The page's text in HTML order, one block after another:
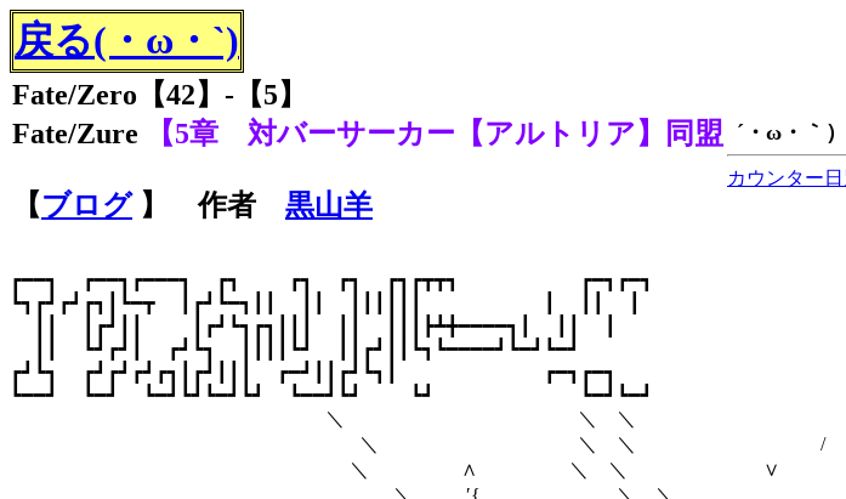
戻る(・ω・`)
Fate/Zero【42】-【5】
Fate/Zure
【5章 対バーサーカー【アルトリア】同盟
【ブログ】 作者 黒山羊
カウンター
┏━━┓ ┏━━┓┏━━━┓ ┏┓ ┏┓ ┏┓ ┏┓┏┳┳┓ ┏━┓┏━┓
┗┓┏┛┏┛┏┓┃┗━┳ ┃┏┛┗━┓┃┃ ┃┃ ┃┃┃┃┃┃ ┃ ┃┃ ┃
┃┃ ┃┏┛┃┃ ┃┏┛┗┓┏┓┃┃┃ ┃┃ ┃┃┃┣┻╋━━━━┓┃ ┃┃ ┃
┃┃ ┗┛┏┛┃ ┏┛┗┓ ┃┃┃┃┗┛ ┃┃┏┛┃┃┗┓┗━━━━┛┗━┛┗━┛
┏┛┗┓ ┏┛┏┛┏┛┏┓┃┏┛┃┃┃ ┏━┛┃┃┏┛┗┓┃ ┏━┓┏━┓
┗━━┛ ┗━┛ ┗━┛┗┛┗━┛┗┛ ┗━━┛┗┛ ┗┛ ┗━┛┗━┛
＼ ＼ ＼ /
＼ ＼ ＼ /
＼ ∧ ＼ ＼ ∨
＼ ′{ ＼ ＼ 〃 / / オッス！